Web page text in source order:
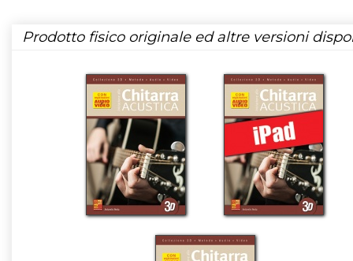
Prodotto fisico originale ed altre versioni